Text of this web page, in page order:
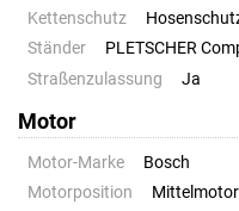
Kettenschutz
Ständer
PLETSCHER
Straßenzulassung
Ja
Motor
Motor-Marke
Bosch
Motorposition
Mittelmotor